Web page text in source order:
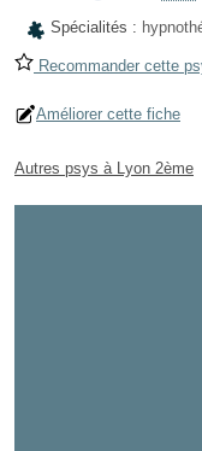
Spécialités :
Recommander cette
Améliorer cette fiche
Autres psys à Lyon 2ème